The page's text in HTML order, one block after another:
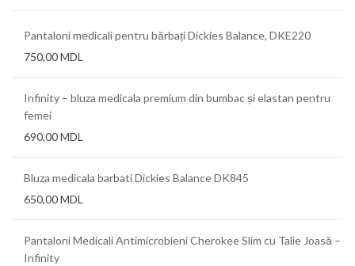
Pantaloni medicali pentru bărbați Dickies Balance, DKE220
750,00MDL
Infinity – bluza medicala premium din bumbac și elastan pentru
femei
690,00MDL
Bluza medicala barbati Dickies Balance DK845
650,00MDL
Pantaloni Medicali Antimicrobieni Cherokee Slim cu Talie Joasă –
Infinity